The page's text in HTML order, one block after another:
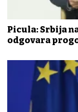
Picula: Srbija
odgovara